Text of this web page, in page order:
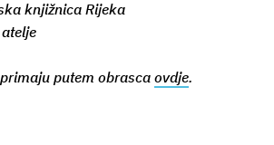
knjižnica Rijeka
putem obrasca ovdje.